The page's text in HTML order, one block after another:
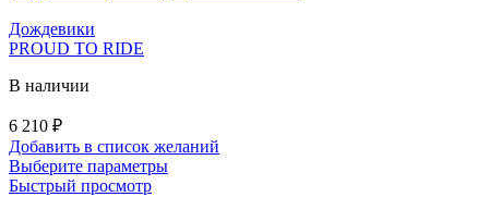
Дождевики
PROUD TO RIDE
В наличии
6 210 ₽
Добавить в список желаний
Выберите параметрыЭтот
Быстрый просмотр